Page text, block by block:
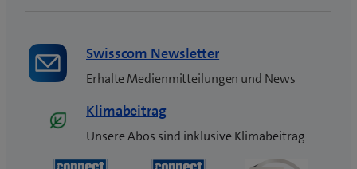
Swisscom Newsletter
Erhalte Medienmitteilungen und News
Klimabeitrag
Unsere Abos sind inklusive Klimabeitrag